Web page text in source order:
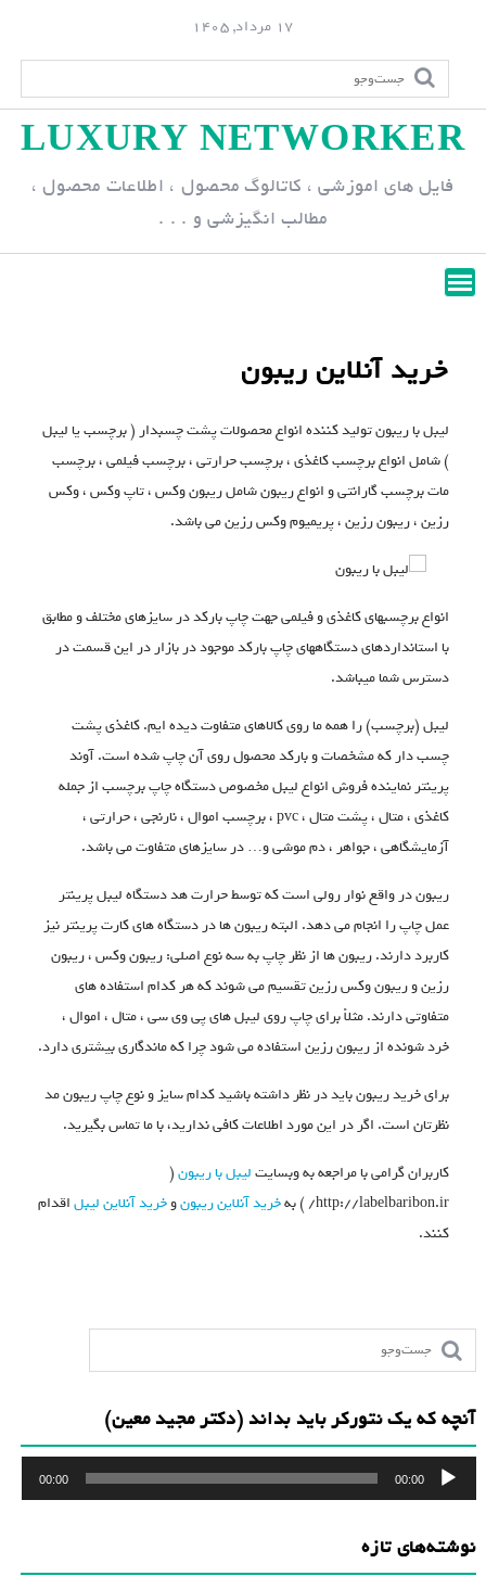
p
n
17 مرداد, 1405
LUXURY NETWORKER
فایل های اموزشی ، کاتالوگ محصول ، اطلاعات محصول ،
مطالب انگیزشی و . . .
خرید آنلاین ریبون
لیبل با ریبون تولید کننده انواع محصولات پشت چسبدار ( برچسب یا لیبل
) شامل انواع برچسب کاغذی ، برچسب حرارتی ، برچسب فیلمی ، برچسب
مات برچسب گارانتی و انواع ریبون شامل ریبون وکس ، تاپ وکس ، وکس
رزین ، ریبون رزین ، پریمیوم وکس رزین می باشد.
انواع برچسبهای کاغذی و فیلمی جهت چاپ بارکد در سایزهای مختلف و مطابق
با استانداردهای دستگاههای چاپ بارکد موجود در بازار در این قسمت در
دسترس شما میباشد.
لیبل (برچسب) را همه ما روی کالاهای متفاوت دیده ایم. کاغذی پشت
چسب دار که مشخصات و بارکد محصول روی آن چاپ شده است. آوند
پرینتر نماینده فروش انواع لیبل مخصوص دستگاه چاپ برچسب از جمله
کاغذی ، متال ، پشت متال ، pvc ، برچسب اموال ، نارنجی ، حرارتی ،
آزمایشگاهی ، جواهر ، دم موشی و… در سایزهای متفاوت می باشد.
ریبون در واقع نوار رولی است که توسط حرارت هد دستگاه لیبل پرینتر
عمل چاپ را انجام می دهد. البته ریبون ها در دستگاه های کارت پرینتر نیز
کاربرد دارند. ریبون ها از نظر چاپ به سه نوع اصلی: ریبون وکس ، ریبون
رزین و ریبون وکس رزین تقسیم می شوند که هر کدام استفاده های
متفاوتی دارند. مثلاً برای چاپ روی لیبل های پی وی سی ، متال ، اموال ،
خرد شونده از ریبون رزین استفاده می شود چرا که ماندگاری بیشتری دارد.
برای خرید ریبون باید در نظر داشته باشید کدام سایز و نوع چاپ ریبون مد
نظرتان است. اگر در این مورد اطلاعات کافی ندارید، با ما تماس بگیرید.
کاربران گرامی با مراجعه به وبسایتلیبل با ریبون(
http://labelbaribon.ir/ ) به
خرید آنلاین ریبونوخرید آنلاین لیبلاقدام
کنند.
آنچه که یک نتورکر باید بداند (دکتر مجید معین)
پخش‌کننده
صوت
00:00
00:00
نوشته‌های تازه